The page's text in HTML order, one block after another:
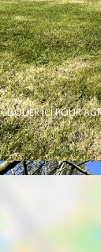
CLIQUER ICI POUR